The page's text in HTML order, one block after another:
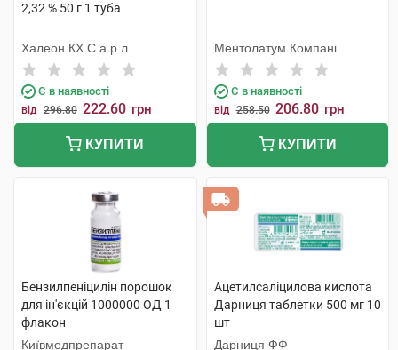
2,32 % 50 г 1 туба
Халеон КХ С.а.р.л.
Є в наявності
від 296.80 222.60 грн
КУПИТИ
Ментолатум Компані
Є в наявності
від 258.50 206.80 грн
КУПИТИ
Бензилпеніцилін порошок
для ін'єкцій 1000000 ОД 1
флакон
Київмедпрепарат
Ацетилсаліцилова кислота
Дарниця таблетки 500 мг 10
шт
Дарниця ФФ